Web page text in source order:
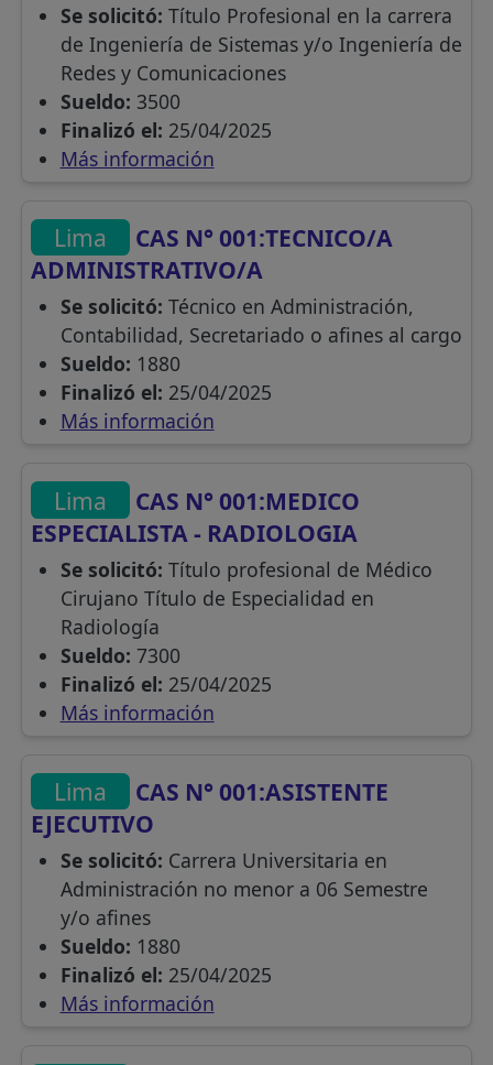
Se solicitó: Título Profesional en la carrera
de Ingeniería de Sistemas y/o Ingeniería de
Redes y Comunicaciones
Sueldo: 3500
Finalizó el: 25/04/2025
Más información
Lima
CAS N° 001:TECNICO/A
ADMINISTRATIVO/A
Se solicitó: Técnico en Administración,
Contabilidad, Secretariado o afines al cargo
Sueldo: 1880
Finalizó el: 25/04/2025
Más información
Lima
CAS N° 001:MEDICO
ESPECIALISTA - RADIOLOGIA
Se solicitó: Título profesional de Médico
Cirujano Título de Especialidad en
Radiología
Sueldo: 7300
Finalizó el: 25/04/2025
Más información
Lima
CAS N° 001:ASISTENTE
EJECUTIVO
Se solicitó: Carrera Universitaria en
Administración no menor a 06 Semestre
y/o afines
Sueldo: 1880
Finalizó el: 25/04/2025
Más información